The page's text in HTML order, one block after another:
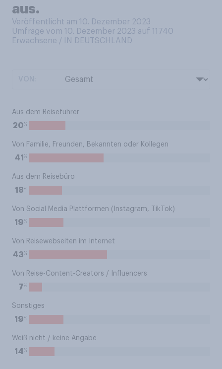
aus.
Veröffentlicht am 10. Dezember 2023
Umfrage vom 10. Dezember 2023 auf 11740
Erwachsene / IN DEUTSCHLAND
Aus dem Reiseführer
20%
Von Familie, Freunden, Bekannten oder Kollegen
41 %
Aus dem Reisebüro
18%
Von Social Media Plattformen (Instagram, TikTok)
19%
Von Reisewebseiten im Internet
43%
Von Reise-Content-Creators / Influencers
7%
Sonstiges
19%
Weiß nicht / keine Angabe
14%